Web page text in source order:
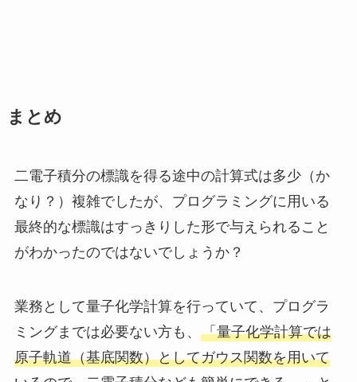
まとめ
二電子積分の標識を得る途中の計算式は多少（か
なり？）複雑でしたが、プログラミングに用いる
最終的な標識はすっきりした形で与えられること
がわかったのではないでしょうか？
業務として量子化学計算を行っていて、プログラ
ミングまでは必要ない方も、 「量子化学計算では
原子軌道（基底関数）としてガウス関数を用いて